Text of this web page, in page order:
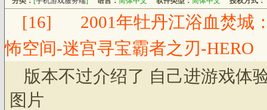
[16]
2001年牡丹江浴血焚城
怖空间-迷宫寻宝霸者之刃-HERO
版本不过介绍了 自己进游戏体
图片